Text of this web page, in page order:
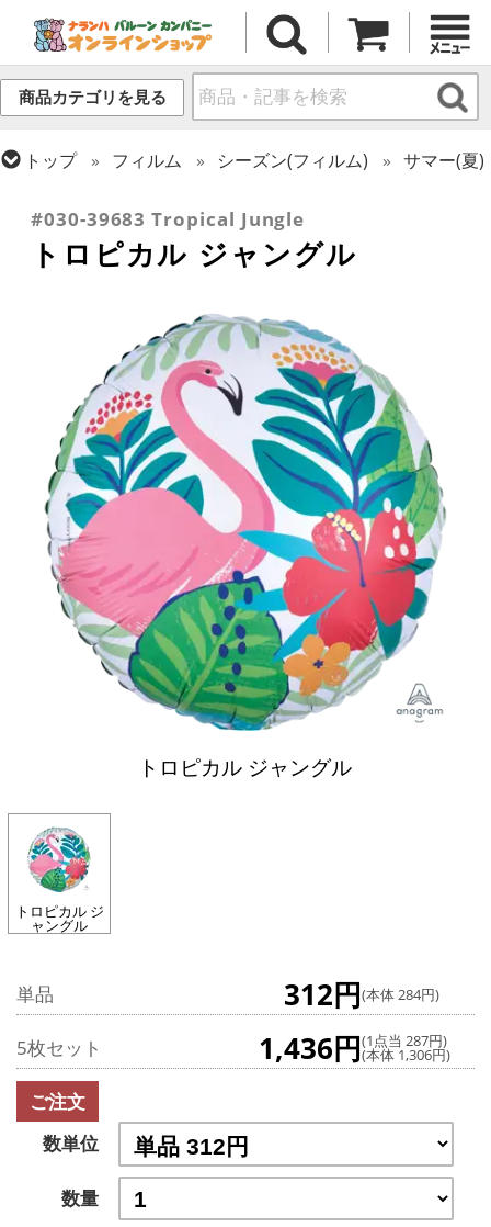
商品カテゴリを見る
トップ フィルム シーズン(フィルム)
サマー(夏)
#030-39683 Tropical Jungle
トロピカル ジャングル
トロピカル ジャングル
トロピカル ジ
ャングル
単品 312円(本体 284円)
5枚セット 1,436円(1点当 287円)
(本体 1,306円)
ご注文
数単位
数量